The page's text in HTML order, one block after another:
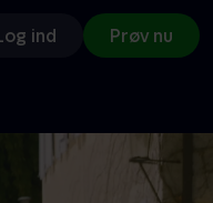
ind Prøv nu